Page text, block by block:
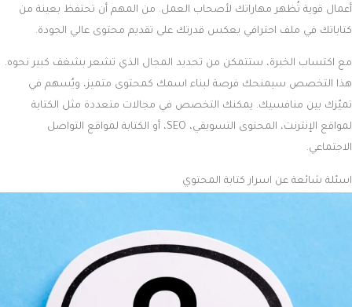
أعمال قوية تُظهر مهاراتك لأصحاب العمل. من المهم أن تحتفظ بعينة من
كتاباتك في ملف احترافي يعكس قدرتك على تقديم محتوى عالي الجودة.
مع اكتساب الخبرة، ستتمكن من تحديد المجال الذي تشعر بشغف كبير نحوه.
هذا التخصص سيمنحك فرصة لبناء اسمك كمحتوى متميز، ويُسهم في
تميّزك بين منافسيك. يمكنك التخصص في مجالات متعددة مثل الكتابة
لمواقع الإنترنت، المحتوى التسويقي، SEO، أو الكتابة لمواقع التواصل
الاجتماعي.
اسئلة شائعة عن اسرار كتابة المحتوي